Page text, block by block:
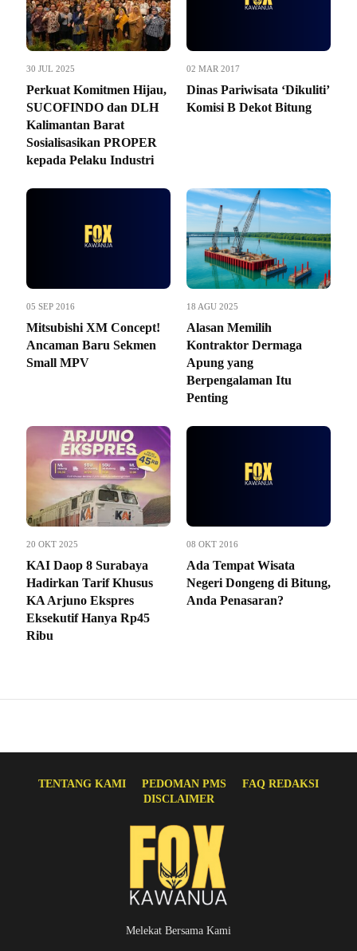
30 JUL 2025
Perkuat Komitmen Hijau,
SUCOFINDO dan DLH
Kalimantan Barat
Sosialisasikan PROPER
kepada Pelaku Industri
02 MAR 2017
Dinas Pariwisata ‘Dikuliti’
Komisi B Dekot Bitung
05 SEP 2016
Mitsubishi XM Concept!
Ancaman Baru Sekmen
Small MPV
18 AGU 2025
Alasan Memilih
Kontraktor Dermaga
Apung yang
Berpengalaman Itu
Penting
20 OKT 2025
KAI Daop 8 Surabaya
Hadirkan Tarif Khusus
KA Arjuno Ekspres
Eksekutif Hanya Rp45
Ribu
08 OKT 2016
Ada Tempat Wisata
Negeri Dongeng di Bitung,
Anda Penasaran?
TENTANG KAMI PEDOMAN PMS
FAQ REDAKSI
DISCLAIMER
Melekat Bersama Kami